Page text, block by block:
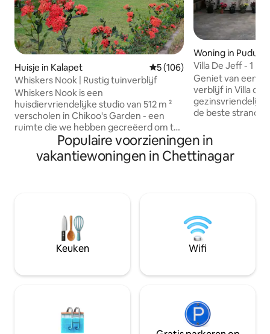
Huisje in Kalapet Gemiddelde beoordeling
5 (106)
Whiskers Nook | Rustig tuinverblijf
Whiskers Nook is een
huisdiervriendelijke studio van 512 m ²
verscholen in Chikoo's Garden - een
ruimte die we hebben gecreëerd om te
vertragen, tot rust te komen en te
genieten van de tijd met onze hond.
Met een keuken, gezellige slaapruimte
chique, maar vol rustige charme. Als je
even wilt pauzeren, tot rust wilt komen
of gewoon wilt zijn, dan voelt dit
misschien als thuis. We willen het graag
Woning in
Villa De Jeff - 1
Geniet van een
verblijf in Villa de
de beste
De woning
slaapkamers,
wifi en een
privacy en
Pondicherry te
ontspannen,
comfortabel en
Populaire voorzieningen in
vakantiewoningen in Chettinagar
Keuken Wifi